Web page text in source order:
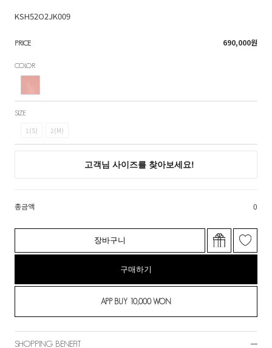
KSH52O2JK009
PRICE 690,000원
COLOR
SIZE
1(S) 2(M)
총금액 0
장바구니
구매하기
SHOPPING BENEFIT